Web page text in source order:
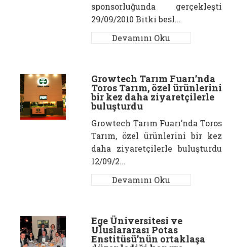
sponsorluğunda gerçekleşti
29/09/2010 Bitki besl...
Devamını Oku
Growtech Tarım Fuarı’nda
Toros Tarım, özel ürünlerini
bir kez daha ziyaretçilerle
buluşturdu
Growtech Tarım Fuarı’nda Toros
Tarım, özel ürünlerini bir kez
daha ziyaretçilerle buluşturdu
12/09/2...
Devamını Oku
Ege Üniversitesi ve
Uluslararası Potas
Enstitüsü’nün ortaklaşa